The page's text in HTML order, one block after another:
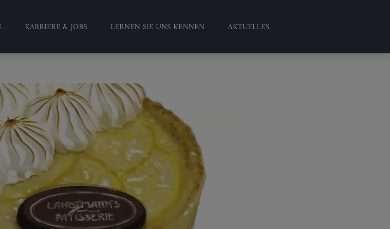
KARRIERE & JOBS LERNEN SIE UNS KENNEN AKTUELLES